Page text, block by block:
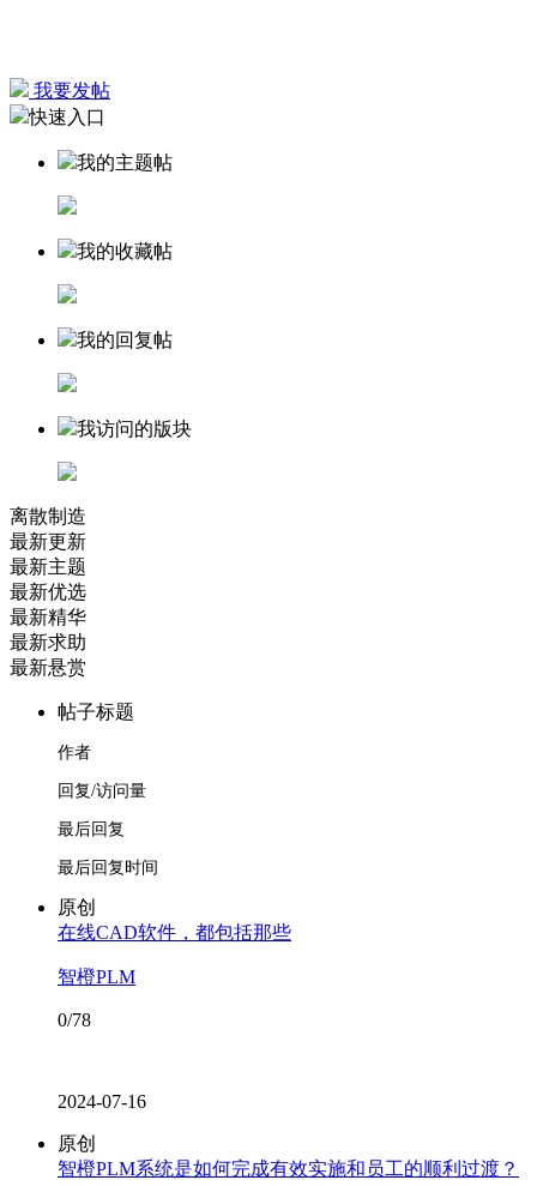
我要发帖
快速入口
我的主题帖
我的收藏帖
我的回复帖
我访问的版块
离散制造
最新更新
最新主题
最新优选
最新精华
最新求助
最新悬赏
帖子标题
作者
回复/访问量
最后回复
最后回复时间
原创
在线CAD软件，都包括那些
智橙PLM
0/78
2024-07-16
原创
智橙PLM系统是如何完成有效实施和员工的顺利过渡？